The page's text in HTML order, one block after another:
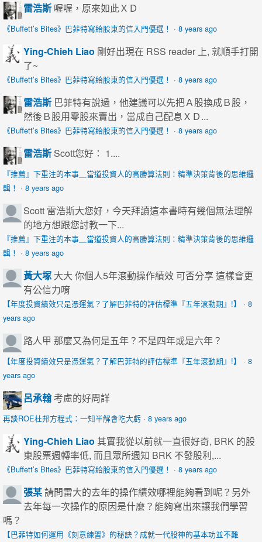
雷浩斯 喔喔，原來如此ＸＤ
《Buffett’s Bites》巴菲特寫給股東的信入門優選！ · 8 years ago
Ying-Chieh Liao 剛好出現在 RSS reader 上, 就順手打開
了~
《Buffett’s Bites》巴菲特寫給股東的信入門優選！ · 8 years ago
雷浩斯 巴菲特有說過，他建議可以先把Ａ股換成Ｂ股，
然後Ｂ股用零股來賣出，當成自己配息ＸＤ...
《Buffett’s Bites》巴菲特寫給股東的信入門優選！ · 8 years ago
雷浩斯 Scott您好： 1....
『推薦』下重注的本事＿當道投資人的高勝算法則：精準決策背後的思維邏
輯！ · 8 years ago
Scott 雷浩斯大您好，今天拜讀這本書時有幾個無法理解
的地方想跟您討教一下...
『推薦』下重注的本事＿當道投資人的高勝算法則：精準決策背後的思維邏
輯！ · 8 years ago
黃大塚 大大 你個人5年滾動操作績效 可否分享 這樣會更
有公信力唷
【年度投資績效只是憑運氣？了解巴菲特的評估標準『五年滾動期』!】 · 8
years ago
路人甲 那麼又為何是五年？不是四年或是六年？
【年度投資績效只是憑運氣？了解巴菲特的評估標準『五年滾動期』!】 · 8
years ago
呂承翰考慮的好周詳
再談ROE杜邦方程式：一知半解會吃大虧 · 8 years ago
Ying-Chieh Liao 其實我從以前就一直很好奇, BRK 的股
東股票週轉率低, 而且眾所週知 BRK 不發股利,...
《Buffett’s Bites》巴菲特寫給股東的信入門優選！ · 8 years ago
張某請問雷大的去年的操作績效哪裡能夠看到呢？另外
去年每一次操作的原因是什麼？能夠寫出來讓我們學習
嗎？
【巴菲特如何運用《刻意練習》的秘訣？成就一代股神的基本功並不難